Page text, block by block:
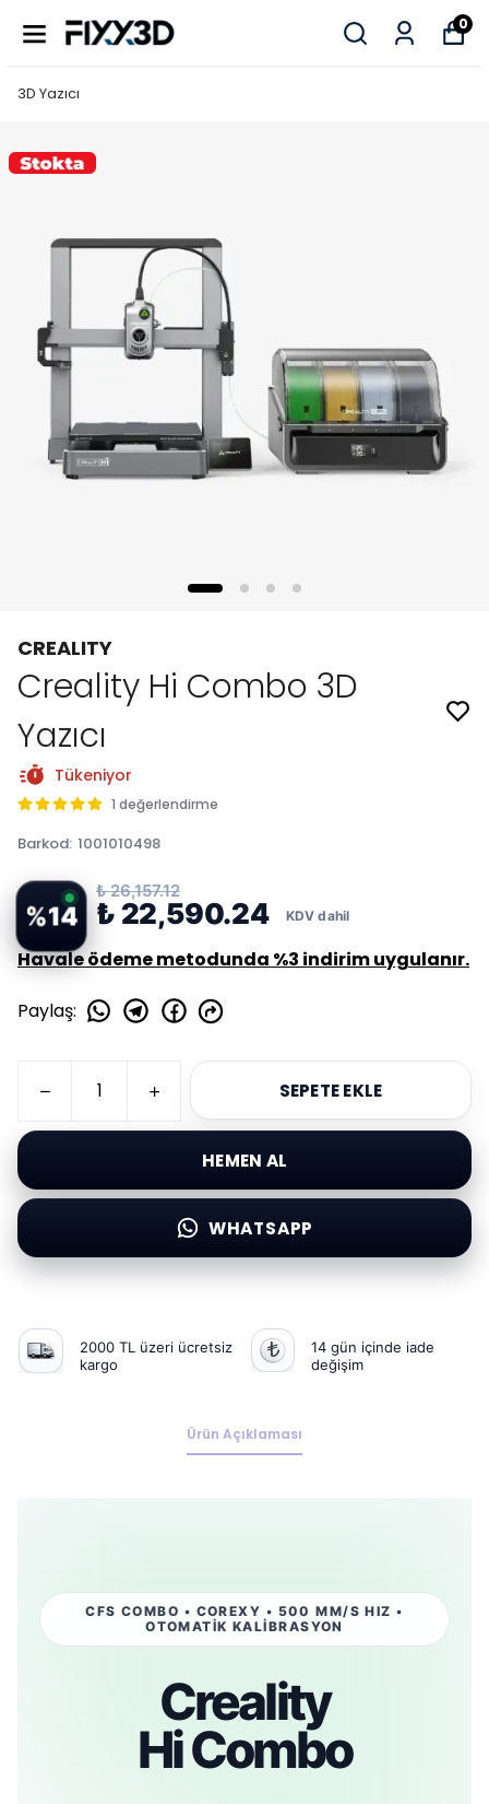
0
3D Yazıcı
CREALITY
Creality Hi Combo 3D
Yazıcı
Tükeniyor
1 değerlendirme
Barkod: 1001010498
%14
₺ 26,157.12
₺ 22,590.24
Havale ödeme metodunda %3 indirim uygulanır.
Paylaş:
SEPETE EKLE
HEMEN AL
WHATSAPP
2000 TL üzeri ücretsiz
kargo
14 gün içinde iade
değişim
Ürün Açıklaması
CFS COMBO • COREXY • 500 MM/S HIZ •
OTOMATİK KALİBRASYON
Creality
Hi Combo